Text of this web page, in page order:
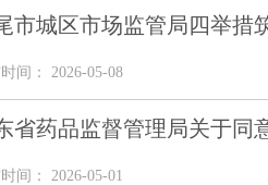
市城区市场监管局四举措
间： 2026-05-08
省药品监督管理局关于同
间： 2026-05-01